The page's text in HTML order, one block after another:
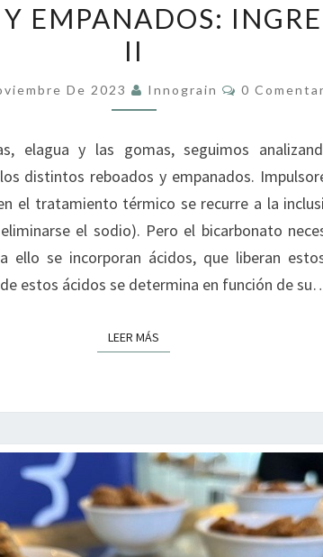
Y
EMPANADOS:
II
De 2023 Innograin 0
elagua y las gomas, seguimos
distintos reboados y empanados.
el tratamiento térmico se recurre a la
el sodio). Pero el bicarbonato
ello se incorporan ácidos, que liberan
estos ácidos se determina en función de
LEER MÁS